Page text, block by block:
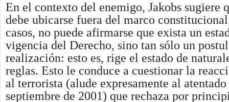
En el contexto del enemigo, Jakobs sugiere
debe ubicarse fuera del marco constitucional
casos, no puede afirmarse que exista un
vigencia del Derecho, sino tan sólo un
realización: esto es, rige el estado de
reglas. Esto le conduce a cuestionar la
al terrorista (alude expresamente al
septiembre de 2001) que rechaza por